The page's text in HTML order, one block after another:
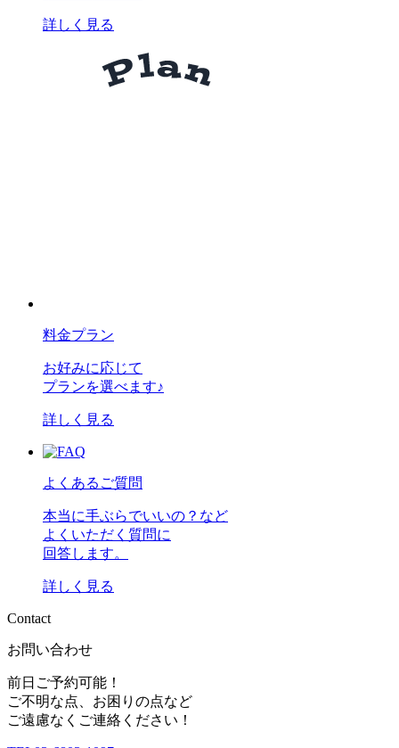
詳しく見る
料金プラン
お好みに応じて
プランを選べます♪
詳しく見る
よくあるご質問
本当に手ぶらでいいの？など
よくいただく質問に
回答します。
詳しく見る
Contact
お問い合わせ
前日ご予約可能！
ご不明な点、お困りの点など
ご遠慮なくご連絡ください！